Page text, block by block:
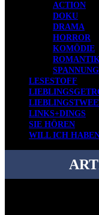
ACTION
DOKU
DRAMA
HORROR
KOMÖDIE
SPANNUNG
LESESTOFF
LINKS+DINGS
SIE HÖREN
WILL ICH